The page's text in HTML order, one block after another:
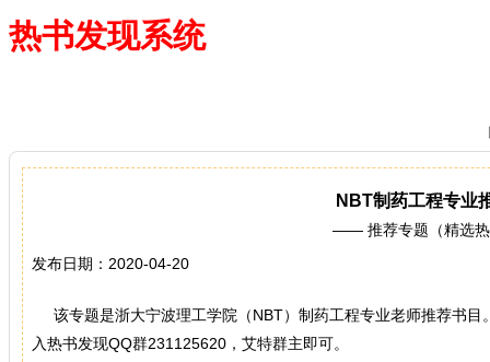
热书发现系统
NBT制药工程专业
—— 推荐专题（精选热
发布日期：2020-04-20
该专题是浙大宁波理工学院（NBT）制药工程专业老师推荐书目
入热书发现QQ群231125620，艾特群主即可。